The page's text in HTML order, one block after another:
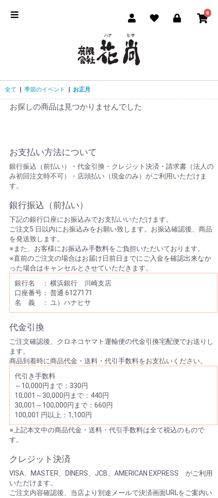
0
全て 季節のイベント お正月
お探しの商品は見つかりませんでした
お支払い方法について
銀行振込（前払い）・代金引換・クレジット決済・請求書（法人の
み初回注文時不可）・店頭払い（現金のみ）がご利用いただけま
す。
銀行振込（前払い）
下記の銀行口座にお振込みでお支払いいただけます。
ご注文5 日以内にお振込みをお願い致します。お振込確認後、商品
を発送致します。
※また、お客様にお振込み手数料をご負担いただいております。
※直前のご注文の場合はお届け日前日までにご入金を確認出来なか
った場合はキャンセルとさせていただきます。
銀行名 ： 横浜銀行 川崎支店
口座番号： 普通 6127171
名 義 ： ユ）ハナヒサ
代金引換
ご注文確認後、クロネコヤマト運輸便の代金引換宅配便でお送りし
ます。
商品到着時に商品代金・送料・代引手数料をお支払いください。
代引き手数料
～10,000円まで：330円
10,001～30,000円まで：440円
30,001～100,000円まで：660円
100,001 円以上：1,100円
※上記本文中の商品代金・送料・代引手数料は全て税込のもので
す。
クレジット決済
VISA、MASTER、DINERS、JCB、AMERICAN EXPRESS がご利用
いただけます。
ご注文内容確認後、当店より別途メールで決済画面URLをご案内い